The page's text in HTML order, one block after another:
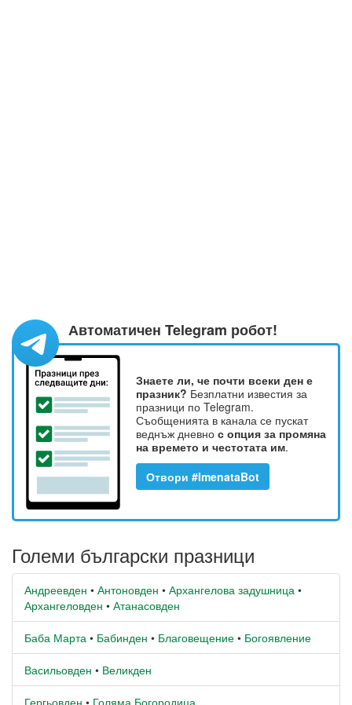
Автоматичен Telegram робот!
Знаете ли, че почти всеки ден е
празник? Безплатни известия за
празници по Telegram.
Съобщенията в канала се пускат
веднъж дневно с опция за промяна
на времето и честотата им.
Отвори #ImenataBot
Големи български празници
Андреевден • Антоновден • Архангелова задушница •
Архангеловден • Атанасовден
Баба Марта • Бабинден • Благовещение • Богоявление
Васильовден • Великден
Гергьовден • Голяма Богородица